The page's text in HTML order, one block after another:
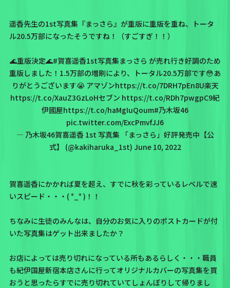
遥香先生の1st写真集 『まっさら』 が重版に重版を重ね、
トータ
ル20.5万部になったそうですね！（すごすぎ！！）
🌊重版決定🌊#賀喜遥香1st写真集まっさら が売れ行き好調のため
重版しました！1.5万部の増刷により、トータル20.5万部です😳あ
りがとうございます😭 アマゾンhttps://t.co/7DRH7pEn8U楽天
https://t.co/XauZ3GzLoHセブン https://t.co/RDh7pwgpC9紀
伊國屋https://t.co/haMgIuQoum#乃木坂46
pic.twitter.com/ExcPmvfJJ6
— 乃木坂46賀喜遥香 1st 写真集 「まっさら」好評発売中【公
式】 (@kakiharuka_1st) June 10, 2022
賀喜遥香にかかれば夏を超え、すでに秋を彩っているレベルで速
いスピード・・・( °_° )！！
ちなみに生徒のみんなは、自分のお気に入りのポストカードが付
いた写真集はゲット出来ましたか？
お店によっては売り切れになっている所もあるらしく・・・職員
も紀伊国屋新宿本店さんに行ってオリジナルカバーの写真集を買
おうと思ったらすでに売り切れていてしょんぼりして帰りまし